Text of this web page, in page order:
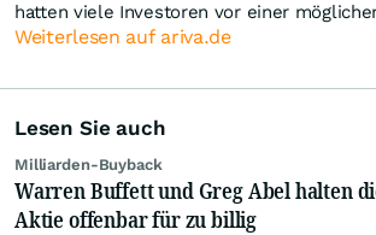
hatten viele Investoren vor einer
Weiterlesen auf ariva.de
Lesen Sie auch
Milliarden-Buyback
Warren Buffett und Greg Abel halten
Aktie offenbar für zu billig